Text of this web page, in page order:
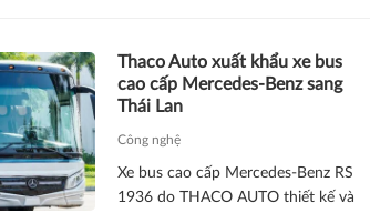
Thaco Auto xuất khẩu xe bus
cao cấp Mercedes-Benz sang
Thái Lan
Công nghệ
Xe bus cao cấp Mercedes-Benz RS
1936 do THACO AUTO thiết kế và